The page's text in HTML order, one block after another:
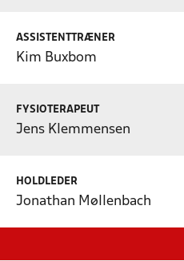
ASSISTENTTRÆNER
Kim Buxbom
FYSIOTERAPEUT
Jens Klemmensen
HOLDLEDER
Jonathan Møllenbach